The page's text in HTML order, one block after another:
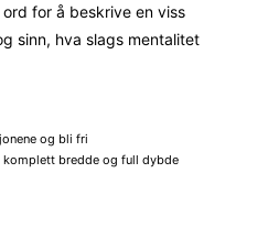
for å beskrive en viss
sinn, hva slags mentalitet
og bli fri
komplett bredde og full dybde